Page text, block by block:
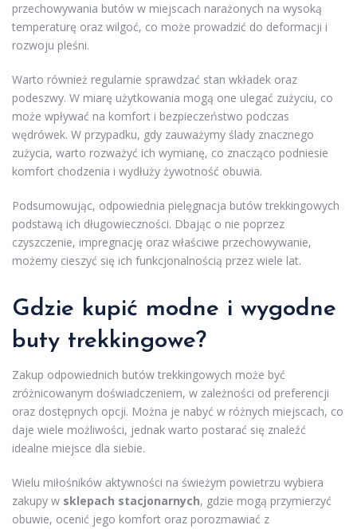
przechowywania butów w miejscach narażonych na wysoką
temperaturę oraz wilgoć, co może prowadzić do deformacji i
rozwoju pleśni.
Warto również regularnie sprawdzać stan wkładek oraz
podeszwy. W miarę użytkowania mogą one ulegać zużyciu, co
może wpływać na komfort i bezpieczeństwo podczas
wędrówek. W przypadku, gdy zauważymy ślady znacznego
zużycia, warto rozważyć ich wymianę, co znacząco podniesie
komfort chodzenia i wydłuży żywotność obuwia.
Podsumowując, odpowiednia pielęgnacja butów trekkingowych
podstawą ich długowieczności. Dbając o nie poprzez
czyszczenie, impregnację oraz właściwe przechowywanie,
możemy cieszyć się ich funkcjonalnością przez wiele lat.
Gdzie kupić modne i wygodne
buty trekkingowe?
Zakup odpowiednich butów trekkingowych może być
zróżnicowanym doświadczeniem, w zależności od preferencji
oraz dostępnych opcji. Można je nabyć w różnych miejscach, co
daje wiele możliwości, jednak warto postarać się znaleźć
idealne miejsce dla siebie.
Wielu miłośników aktywności na świeżym powietrzu wybiera
zakupy w sklepach stacjonarnych, gdzie mogą przymierzyć
obuwie, ocenić jego komfort oraz porozmawiać z